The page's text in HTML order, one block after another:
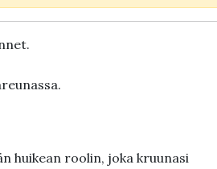
huikean roolin, joka kruunasi